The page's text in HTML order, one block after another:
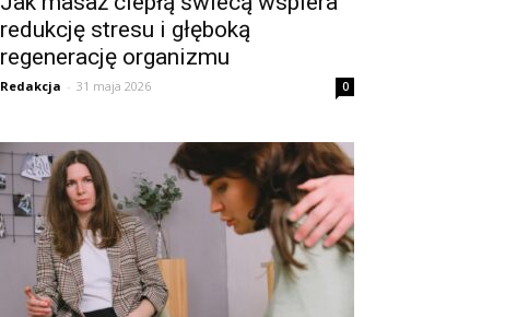
redukcję stresu i głęboką
regenerację organizmu
Redakcja - 31 maja 2026 0